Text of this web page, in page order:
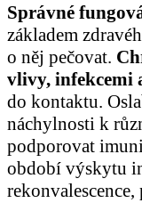
Správné
základem
o něj pečovat.
vlivy, infekcemi
do kontaktu.
náchylnosti k
podporovat
období výskytu